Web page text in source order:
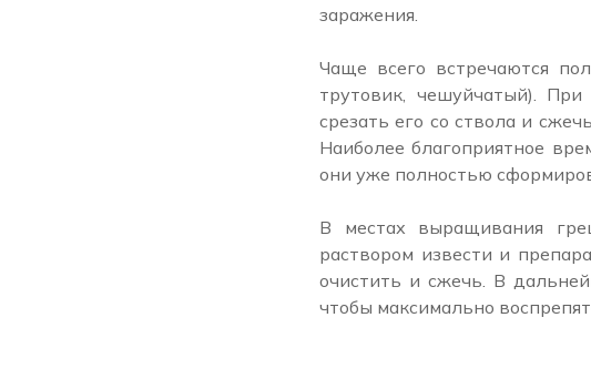
заражения.
Чаще всего встречаются
трутовик, чешуйчатый).
срезать его со ствола и
Наиболее благоприятное
они уже полностью
В местах выращивания
раствором извести и
очистить и сжечь. В
чтобы максимально